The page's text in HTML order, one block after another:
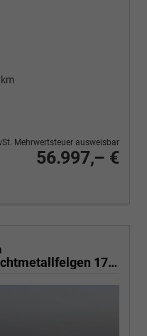
56.997,– €
Mehrwertsteuer ausweisbar
2.0 TDI 110 kW DSG, Leichtmetallfelgen 17 Zoll, Markise mit Schiene und Gehäuse links, 5 Sitze, Klima, Jahre Werksgarantie,